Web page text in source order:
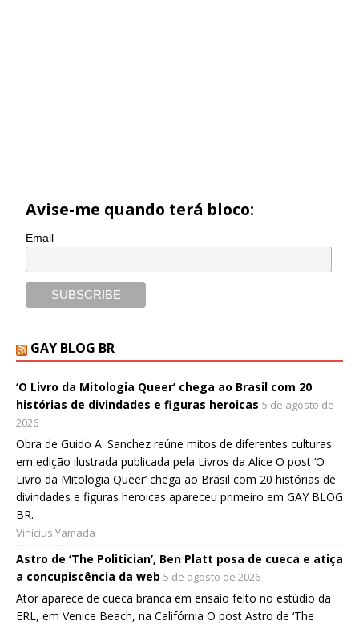
Avise-me quando terá bloco:
Email
GAY BLOG BR
‘O Livro da Mitologia Queer’ chega ao Brasil com 20
histórias de divindades e figuras heroicas 5 de agosto de
2026
Obra de Guido A. Sanchez reúne mitos de diferentes culturas
em edição ilustrada publicada pela Livros da Alice O post ‘O
Livro da Mitologia Queer’ chega ao Brasil com 20 histórias de
divindades e figuras heroicas apareceu primeiro em GAY BLOG
BR.
Vinícius Yamada
Astro de ‘The Politician’, Ben Platt posa de cueca e atiça
a concupiscência da web 5 de agosto de 2026
Ator aparece de cueca branca em ensaio feito no estúdio da
ERL, em Venice Beach, na Califórnia O post Astro de ‘The